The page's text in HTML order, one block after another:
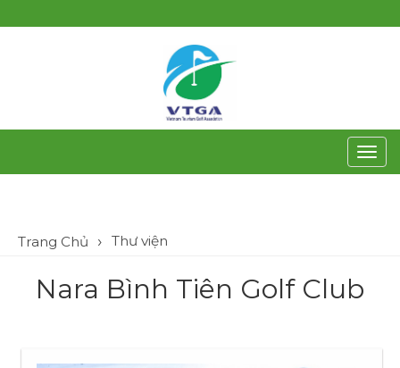
Trang Chủ Thư viện
Nara Bình Tiên Golf Club